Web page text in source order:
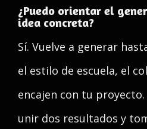
¿Puedo orientar el
idea concreta?
Sí. Vuelve a generar
el estilo de escuela, el
encajen con tu
unir dos resultados y